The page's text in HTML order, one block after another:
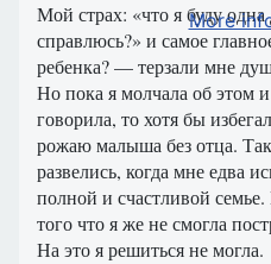
Мой страх: «что я буду одна
справлюсь?» и самое
ребенка? — терзали мне
Но пока я молчала об этом
говорила, то хотя бы
рожаю малыша без отца.
развелись, когда мне едва
полной и счастливой
того что я же не смогла
На это я решиться не могла.
More